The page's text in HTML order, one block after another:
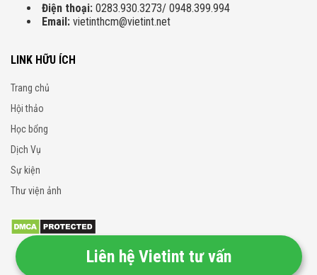
Điện thoại: 0283.930.3273/ 0948.399.994
Email: vietinthcm@vietint.net
LINK HỮU ÍCH
Trang chủ
Hội thảo
Học bổng
Dịch Vụ
Sự kiện
Thư viện ảnh
Liên hệ Vietint tư vấn